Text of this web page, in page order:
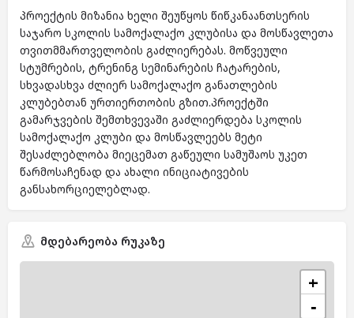
პროექტის მიზანია ხელი შეუწყოს წიწკანაანთსერის
საჯარო სკოლის სამოქალაქო კლუბისა და მოსწავლეთა
თვითმმართველობის გაძლიერებას. მოწვეული
სტუმრების, ტრენინგ სემინარების ჩატარების,
სხვადასხვა ძლიერ სამოქალაქო განათლების
კლუბებთან ურთიერთობის გზით.პროექტში
გამარჯვების შემთხვევაში გაძლიერდება სკოლის
სამოქალაქო კლუბი და მოსწავლეებს მეტი
შესაძლებლობა მიეცემათ გაწეული სამუშაოს უკეთ
წარმოსაჩენად და ახალი ინიციატივების
განსახორციელებლად.
მდებარეობა რუკაზე
+
−